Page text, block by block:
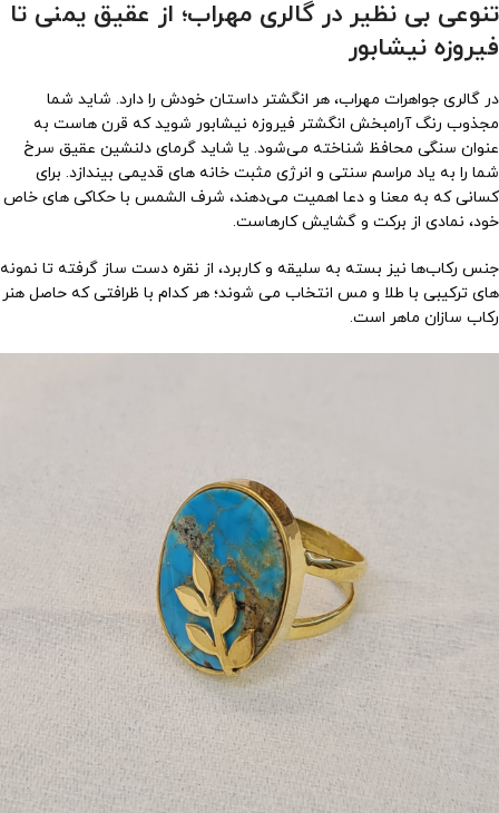
تنوعی بی نظیر در گالری مهراب؛ از عقیق یمنی تا
فیروزه نیشابور
در گالری جواهرات مهراب، هر انگشتر داستان خودش را دارد. شاید شما
مجذوب رنگ آرامبخش انگشتر فیروزه نیشابور شوید که قرن هاست به
عنوان سنگی محافظ شناخته می‌شود. یا شاید گرمای دلنشین عقیق سرخ
شما را به یاد مراسم سنتی و انرژی مثبت خانه های قدیمی بیندازد. برای
کسانی که به معنا و دعا اهمیت می‌دهند، شرف الشمس با حکاکی های خاص
خود، نمادی از برکت و گشایش کارهاست.
جنس رکاب‌ها نیز بسته به سلیقه و کاربرد، از نقره دست ساز گرفته تا نمونه
های ترکیبی با طلا و مس انتخاب می شوند؛ هر کدام با ظرافتی که حاصل هنر
رکاب سازان ماهر است.